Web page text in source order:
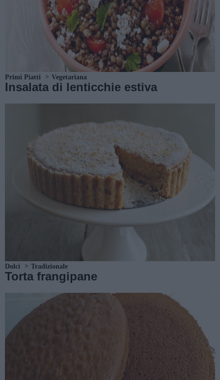
Primi Piatti Vegetariana
Insalata di lenticchie estiva
Dolci Tradizionale
Torta frangipane